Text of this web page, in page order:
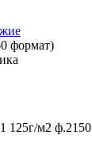
формат)
125г/м2 ф.2150